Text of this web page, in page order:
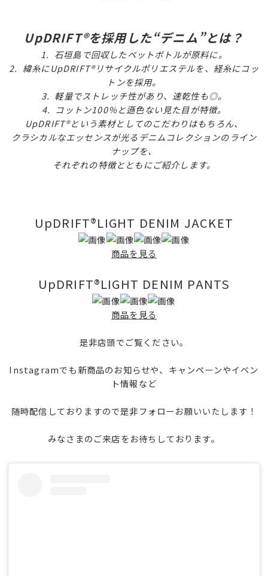
UpDRIFT®を採用した“デニム”とは？
1. 石垣島で回収したペットボトルが原料に。
2. 緯糸にUpDRIFT®リサイクルポリエステルを、経糸にコッ
トンを採用。
3. 軽量でストレッチ性があり、速乾性も◎。
4. コットン100％と遜色ない見た目が特徴。
UpDRIFT®という素材としてのこだわりはもちろん、
クラシカルなエッセンスが光るデニムコレクションのライン
ナップを、
それぞれの特徴とともにご紹介します。
UpDRIFT®LIGHT DENIM JACKET
商品を見る
UpDRIFT®LIGHT DENIM PANTS
商品を見る
是非店頭でご覧ください。
Instagramでも新商品のお知らせや、キャンペーンやイベン
ト情報など
随時配信しておりますので是非フォローお願いいたします！
みなさまのご来店をお待ちしております。